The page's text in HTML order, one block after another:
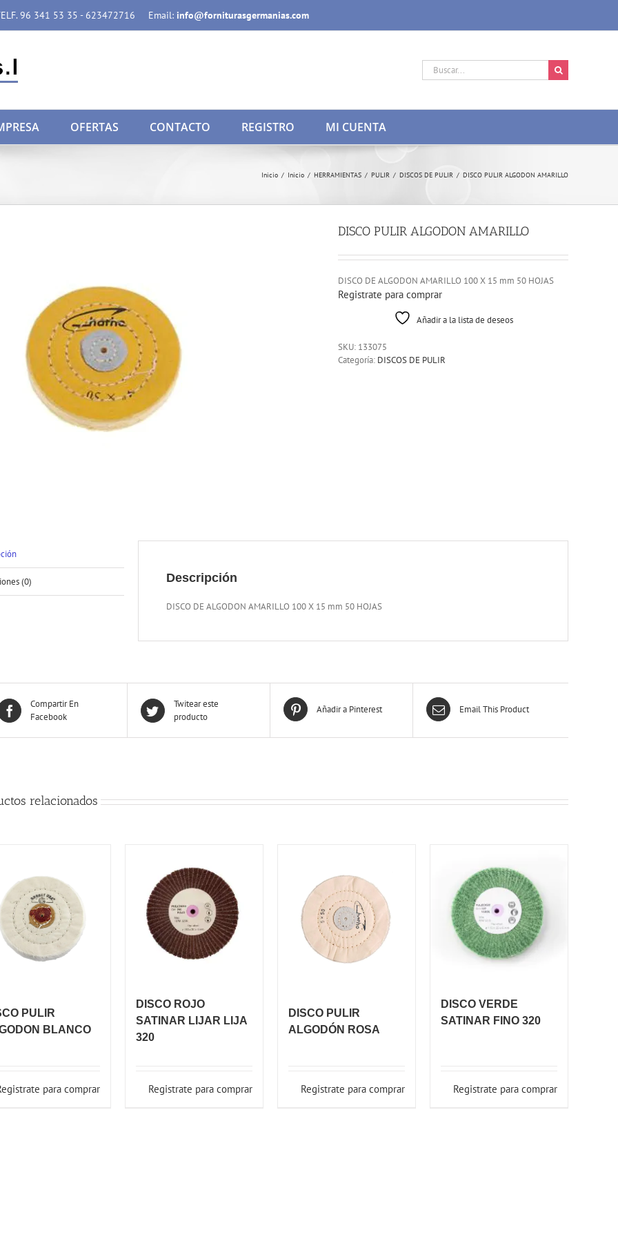
96 341 53 35 - 623472716 Email: info@forniturasgermanias.com
Buscar:
OFERTAS CONTACTO REGISTRO MI CUENTA
Inicio / Inicio / HERRAMIENTAS / PULIR / DISCOS DE PULIR / DISCO PULIR ALGODON AMARILLO
DISCO PULIR ALGODON AMARILLO
DISCO DE ALGODON AMARILLO 100 X 15 mm 50 HOJAS
Registrate para comprar
Añadir a la lista de deseos
SKU: 133075
Categoría: DISCOS DE PULIR
(0) Descripción
DISCO DE ALGODON AMARILLO 100 X 15 mm 50 HOJAS
Compartir En
Facebook
Twitear este
producto
Añadir a Pinterest Email This Product
relacionados
PULIR
BLANCO
para comprar
DISCO ROJO
SATINAR LIJAR LIJA
320
Registrate para comprar
DISCO PULIR
ALGODÓN ROSA
Registrate para comprar
DISCO VERDE
SATINAR FINO 320
Registrate para comprar